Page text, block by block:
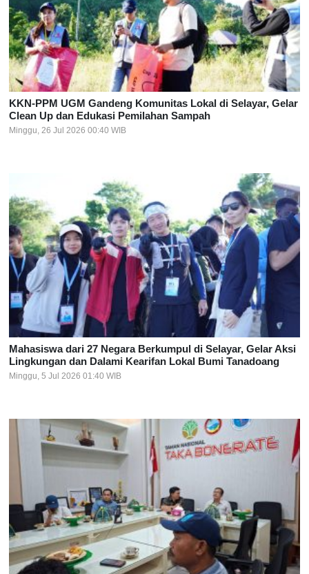
KKN-PPM UGM Gandeng Komunitas Lokal di Selayar, Gelar
Clean Up dan Edukasi Pemilahan Sampah
Minggu, 26 Jul 2026 00:40 WIB
Mahasiswa dari 27 Negara Berkumpul di Selayar, Gelar Aksi
Lingkungan dan Dalami Kearifan Lokal Bumi Tanadoang
Minggu, 5 Jul 2026 01:40 WIB